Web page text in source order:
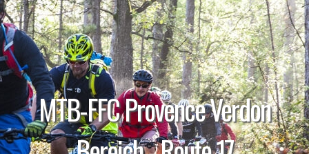
MTB-FFC Provence Verdon